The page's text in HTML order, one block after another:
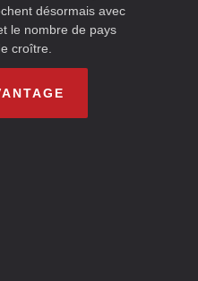
désormais avec
le nombre de pays
croître.